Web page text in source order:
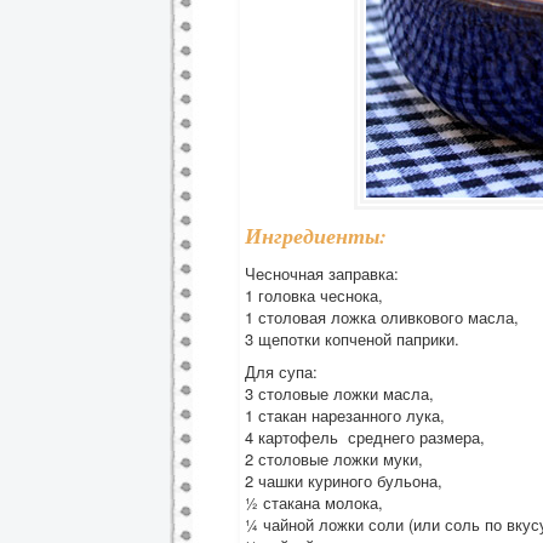
Ингредиенты:
Чесночная заправка:
1 головка чеснока,
1 столовая ложка оливкового масла,
3 щепотки копченой паприки.
Для супа:
3 столовые ложки масла,
1 стакан нарезанного лука,
4 картофель среднего размера,
2 столовые ложки муки,
2 чашки куриного бульона,
½ стакана молока,
¼ чайной ложки соли (или соль по